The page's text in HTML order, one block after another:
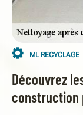
ML RECYCLAGE
Découvrez
construction